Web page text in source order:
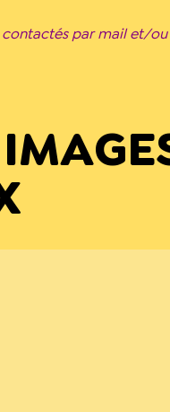
par mail et/